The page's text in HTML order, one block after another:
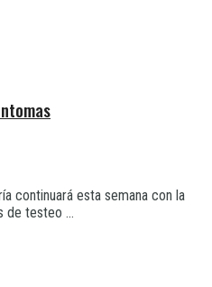
continuará esta semana con la
de testeo ...